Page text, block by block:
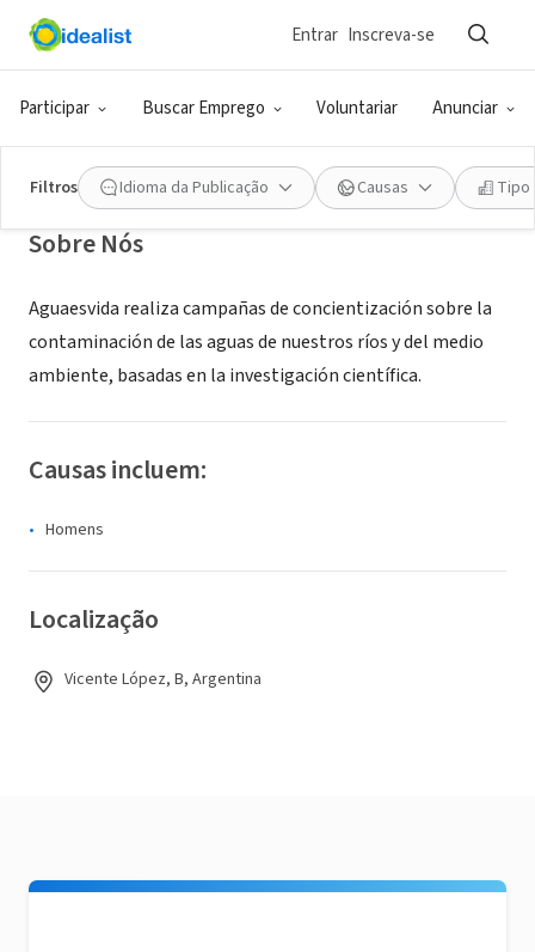
Participar Buscar Emprego Voluntariar Anunciar
Entrar Inscreva-se
Filtros Idioma da Publicação Causas Tipo
ONG (SETOR SOCIAL)
Aguaesvida
Sobre Nós
Aguaesvida realiza campañas de concientización sobre la
contaminación de las aguas de nuestros ríos y del medio
ambiente, basadas en la investigación científica.
Causas incluem:
Homens
Localização
Vicente López, B, Argentina